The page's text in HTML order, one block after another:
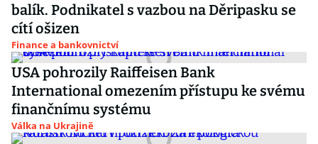
balík. Podnikatel s vazbou na Děripasku se
cítí ošizen
Finance a bankovnictví
USA pohrozily Raiffeisen Bank
International omezením přístupu ke svému
finančnímu systému
Válka na Ukrajině